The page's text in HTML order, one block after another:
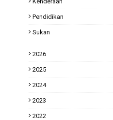
Pendidikan
Sukan
2026
2025
2024
2023
2022